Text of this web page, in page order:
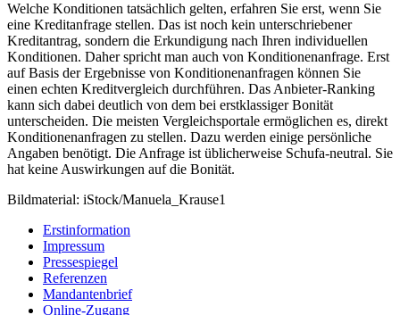
Welche Konditionen tatsächlich gelten, erfahren Sie erst, wenn Sie
eine Kreditanfrage stellen. Das ist noch kein unterschriebener
Kreditantrag, sondern die Erkundigung nach Ihren individuellen
Konditionen. Daher spricht man auch von Konditionenanfrage. Erst
auf Basis der Ergebnisse von Konditionenanfragen können Sie
einen echten Kreditvergleich durchführen. Das Anbieter-Ranking
kann sich dabei deutlich von dem bei erstklassiger Bonität
unterscheiden. Die meisten Vergleichsportale ermöglichen es, direkt
Konditionenanfragen zu stellen. Dazu werden einige persönliche
Angaben benötigt. Die Anfrage ist üblicherweise Schufa-neutral. Sie
hat keine Auswirkungen auf die Bonität.
Bildmaterial: iStock/Manuela_Krause1
Erstinformation
Impressum
Pressespiegel
Referenzen
Mandantenbrief
Online-Zugang